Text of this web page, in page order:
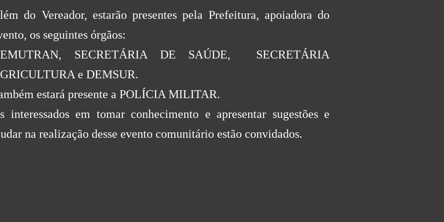
do Vereador, estarão presentes pela Prefeitura, apoiadora do
os seguintes órgãos:
SECRETÁRIA DE SAÚDE, SECRETÁRIA
e DEMSUR.
estará presente a POLÍCIA MILITAR.
interessados em tomar conhecimento e apresentar sugestões e
na realização desse evento comunitário estão convidados.